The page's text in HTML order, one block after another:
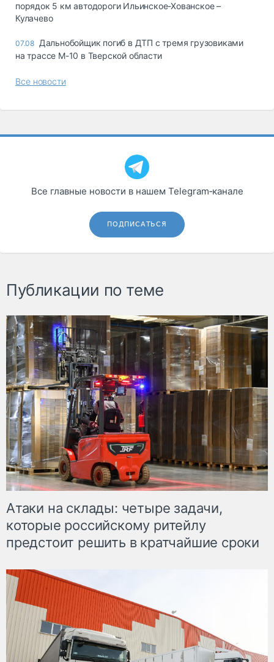
порядок 5 км автодороги Ильинское-Хованское –
Кулачево
07.08 Дальнобойщик погиб в ДТП с тремя грузовиками
на трассе М-10 в Тверской области
Все новости
Все главные новости в нашем Telegram‑канале
ПОДПИСАТЬСЯ
Публикации по теме
Атаки на склады: четыре задачи,
которые российскому ритейлу
предстоит решить в кратчайшие сроки